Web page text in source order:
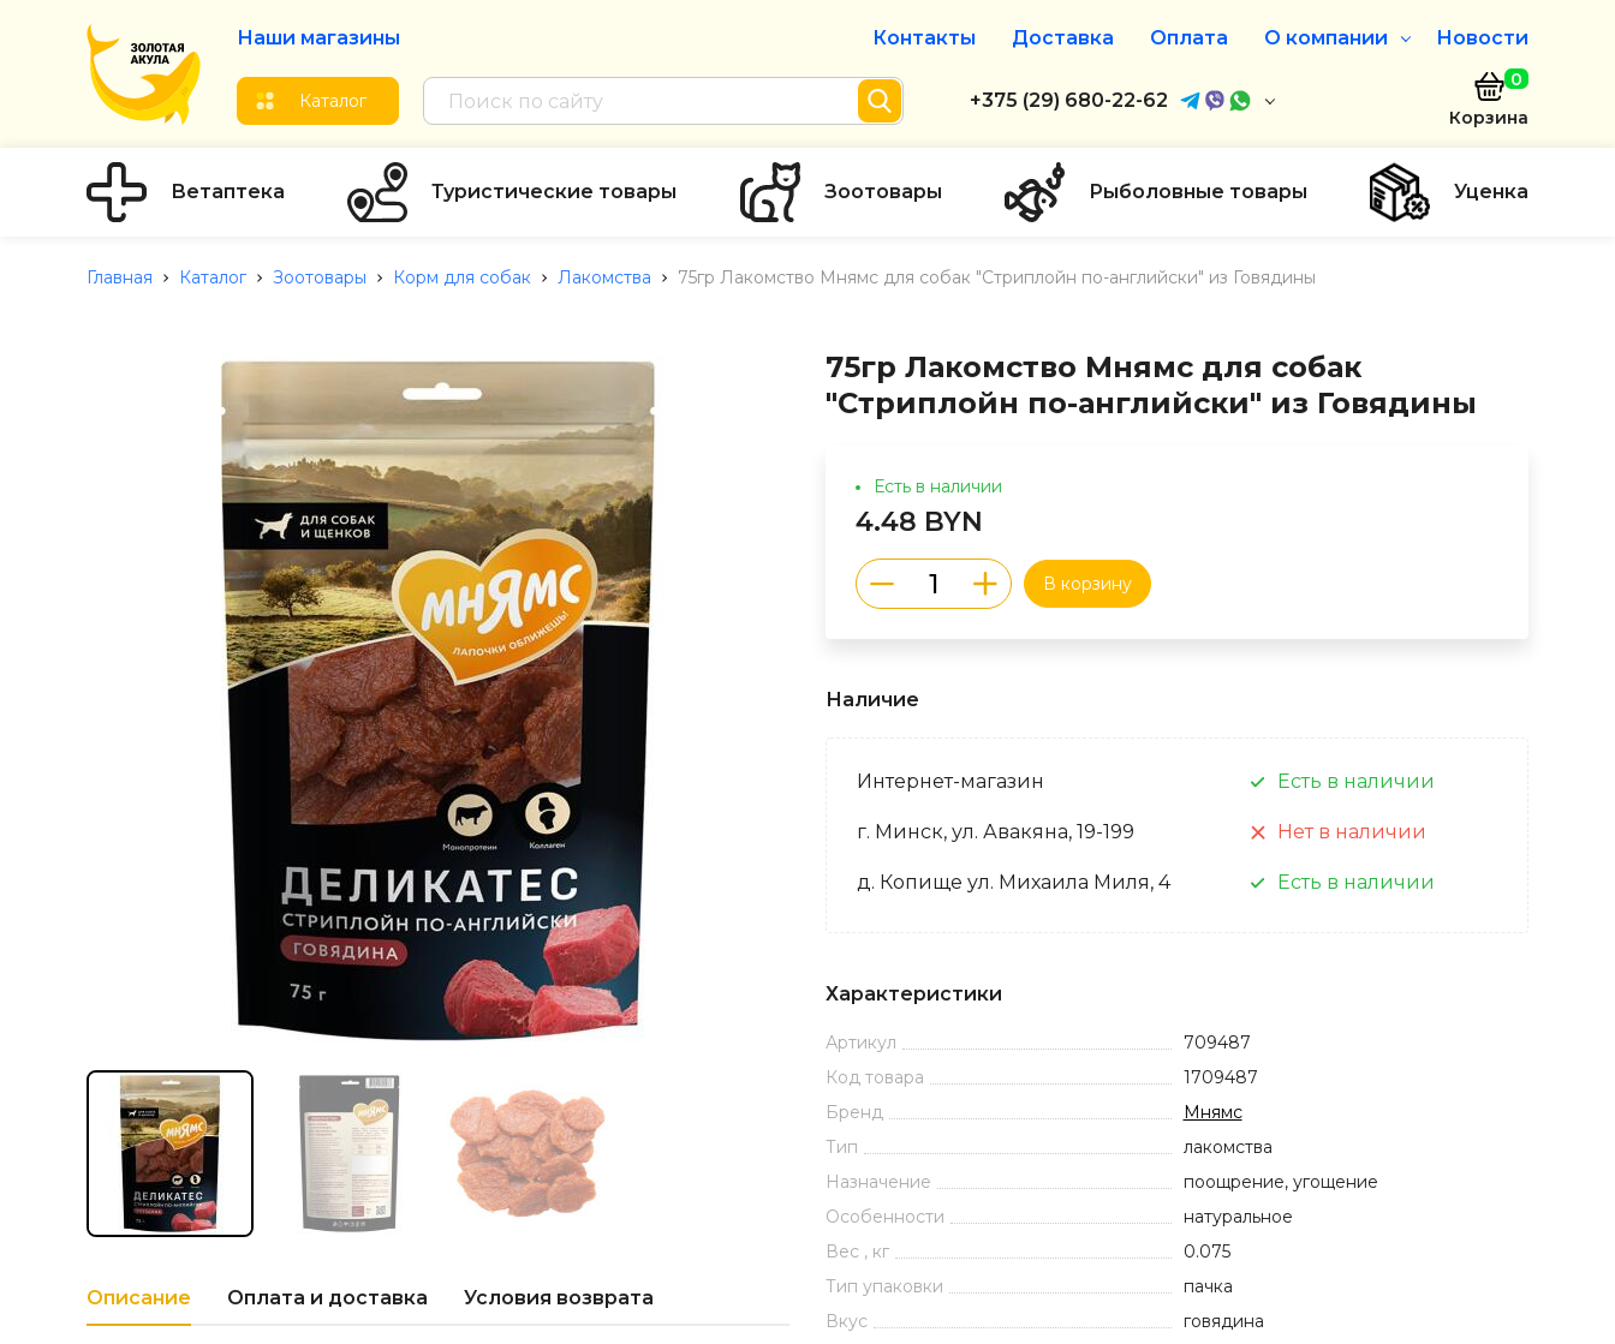
Наши магазины Контакты Доставка Оплата О компании
О нас
Дисконтная программа
Новости
Каталог +375 (29) 680-22-62
Интернет-магазин
тел. А1
Заказать звонок
info@zolotayaakula.by
0
Корзина
Ветаптека Туристические товары Зоотовары Рыболовные товары Уценка
Главная Каталог Зоотовары Корм для собак Лакомства 75гр Лакомство Мнямс для собак "Стриплойн по-английски" из Говядины
Описание Оплата и доставка Условия возврата
75гр Лакомство Мнямс для собак
"Стриплойн по-английски" из Говядины
Есть в наличии
4.48 BYN
В корзину
Наличие
Интернет-магазин Есть в наличии
г. Минск, ул. Авакяна, 19-199 Нет в наличии
д. Копище ул. Михаила Миля, 4 Есть в наличии
Характеристики
Артикул
709487
Код товара
1709487
Бренд
Мнямс
Тип
лакомства
Назначение
поощрение, угощение
Особенности
натуральное
Вес , кг
0.075
Тип упаковки
пачка
Вкус
говядина